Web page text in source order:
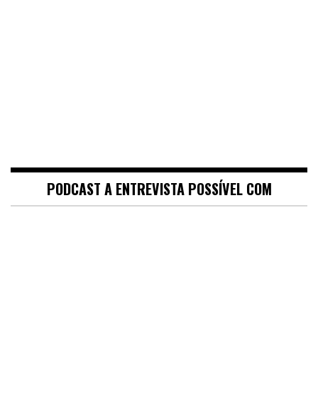
PODCAST A ENTREVISTA POSSÍVEL COM